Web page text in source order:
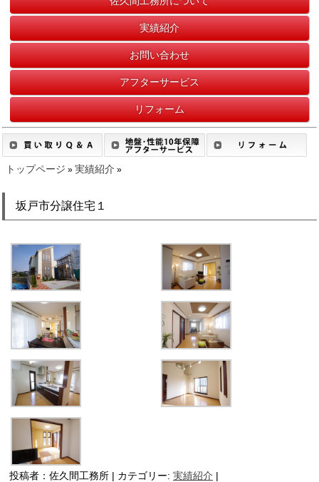
実績紹介
お問い合わせ
アフターサービス
リフォーム
トップページ » 実績紹介 »
坂戸市分譲住宅１
投稿者：佐久間工務所 | カテゴリー: 実績紹介 |